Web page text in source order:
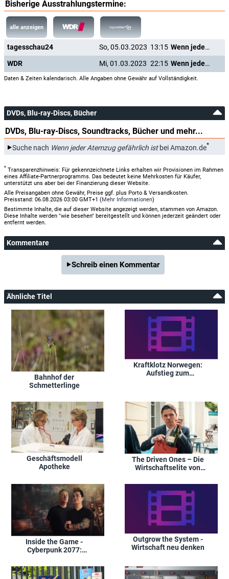
Bisherige Ausstrahlungstermine:
alle anzeigen
tagesschau24 So, 05.03.2023 13:15
Wenn jeder Atemzug gefährlich ist
WDR
Mi, 01.03.2023 22:15 Wenn jeder Atemzug gefährlich ist
Daten & Zeiten kalendarisch. Alle Angaben ohne Gewähr auf Vollständigkeit.
DVDs, Blu-ray-Discs, Bücher
DVDs, Blu-ray-Discs, Soundtracks, Bücher und mehr...
Suche nach Wenn jeder Atemzug gefährlich istbei Amazon.de*
* Transparenzhinweis: Für gekennzeichnete Links erhalten wir Provisionen im Rahmen
eines Affiliate-Partnerprogramms. Das bedeutet keine Mehrkosten für Käufer,
unterstützt uns aber bei der Finanzierung dieser Website.
Alle Preisangaben ohne Gewähr, Preise ggf. plus Porto & Versandkosten.
Preisstand: 06.08.2026 03:00 GMT+1 (Mehr Informationen)
Bestimmte Inhalte, die auf dieser Website angezeigt werden, stammen von Amazon.
Diese Inhalte werden "wie besehen" bereitgestellt und können jederzeit geändert oder
entfernt werden.
Kommentare
Schreib einen Kommentar
Ähnliche Titel
Bahnhof der
Schmetterlinge
Kraftklotz Norwegen:
Aufstieg zum
Geschäftsmodell
Apotheke
The Driven Ones – Die
Wirtschaftselite von
Inside the Game -
Cyberpunk 2077:
Exklusiver Einblick in
die Gaming-Szene
Outgrow the System -
Wirtschaft neu denken